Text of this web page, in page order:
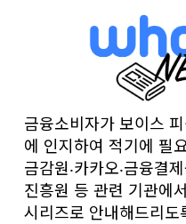
금융소비자가 보이스
에 인지하여 적기에 필
금감원‧카카오‧금융결
진흥원 등 관련 기관에
시리즈로 안내해드리도